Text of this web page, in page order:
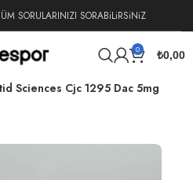
SORULARINIZI SORABiLiRSiNiZ
0 ₺0,00
Sciences Cjc 1295 Dac 5mg